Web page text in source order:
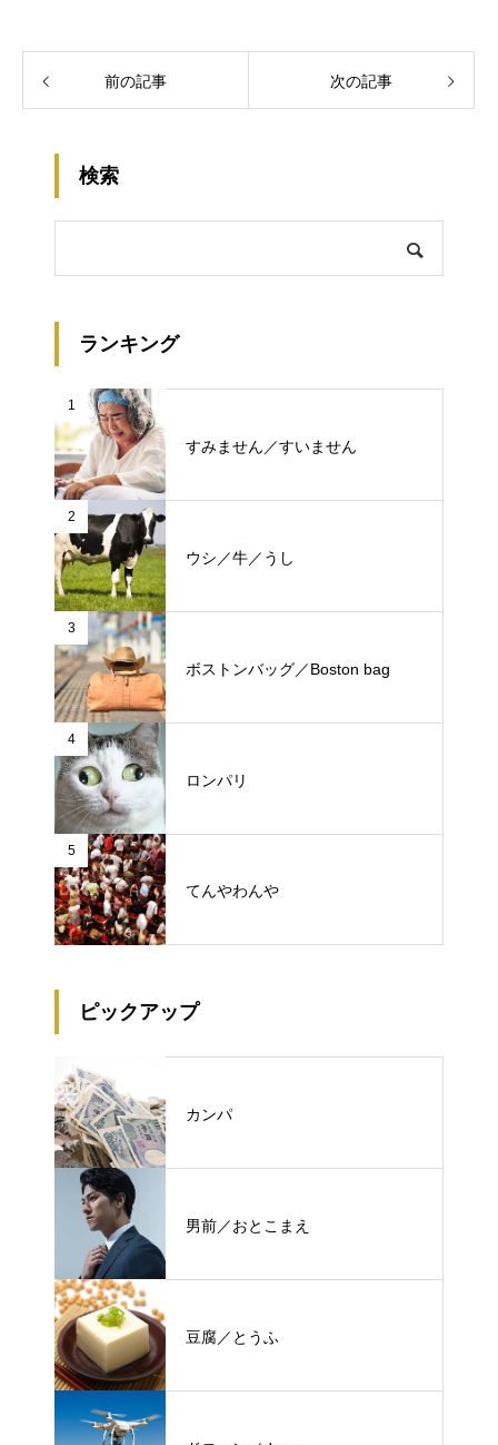
前の記事 次の記事
検索
ランキング
1
すみません／すいません
2
ウシ／牛／うし
3
ボストンバッグ／Boston bag
4
ロンパリ
5
てんやわんや
ピックアップ
カンパ
男前／おとこまえ
豆腐／とうふ